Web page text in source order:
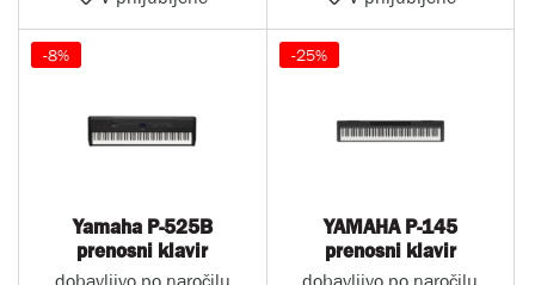
Yamaha P-525B
prenosni klavir
dobavljivo po naročilu
-8%
YAMAHA P-145
prenosni klavir
dobavljivo po naročilu
-25%